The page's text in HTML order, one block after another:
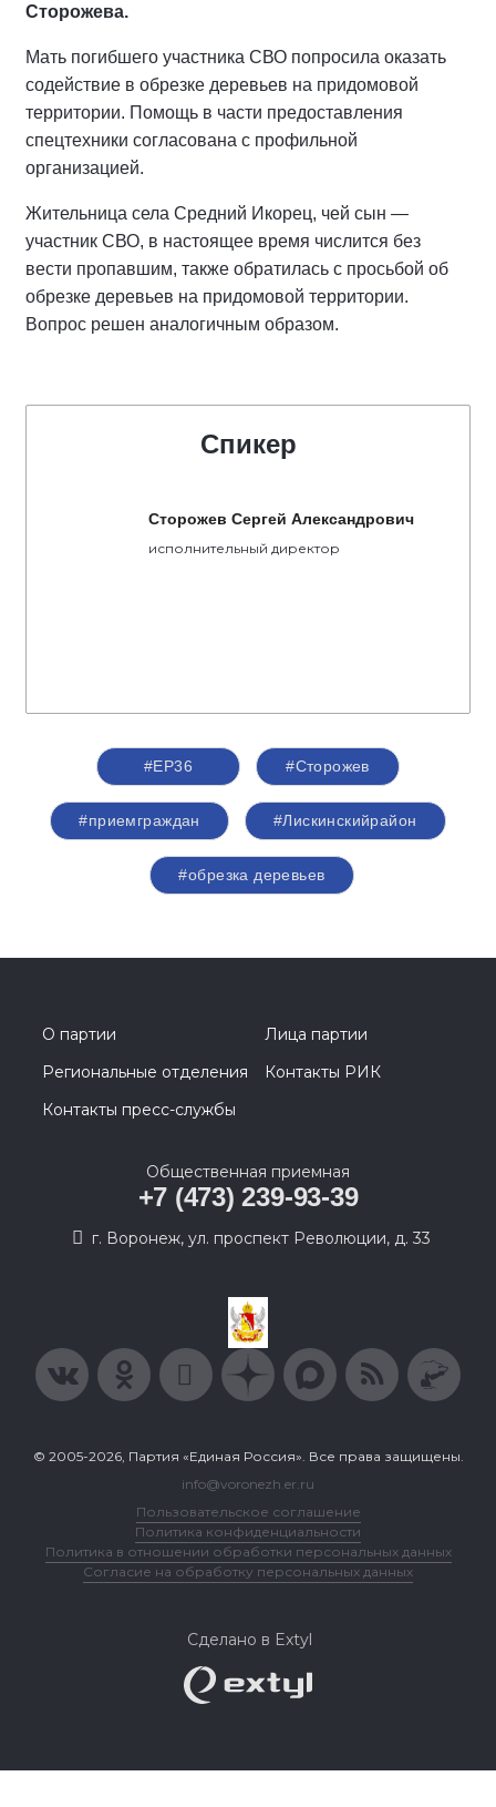
Сторожева.
Мать погибшего участника СВО попросила оказать
содействие в обрезке деревьев на придомовой
территории. Помощь в части предоставления
спецтехники согласована с профильной
организацией.
Жительница села Средний Икорец, чей сын —
участник СВО, в настоящее время числится без
вести пропавшим, также обратилась с просьбой об
обрезке деревьев на придомовой территории.
Вопрос решен аналогичным образом.
Спикер
Сторожев Сергей Александрович
исполнительный директор
#ЕР36 #Сторожев
#приемграждан #Лискинскийрайон
#обрезка деревьев
О партии
Лица партии
Региональные отделения
Контакты РИК
Контакты пресс-службы
Общественная приемная
+7 (473) 239-93-39
г. Воронеж, ул. проспект Революции, д. 33
© 2005-2026, Партия «Единая Россия». Все права защищены.
info@voronezh.er.ru
Пользовательское соглашение
Политика конфиденциальности
Политика в отношении обработки персональных данных
Согласие на обработку персональных данных
Сделано в Extyl